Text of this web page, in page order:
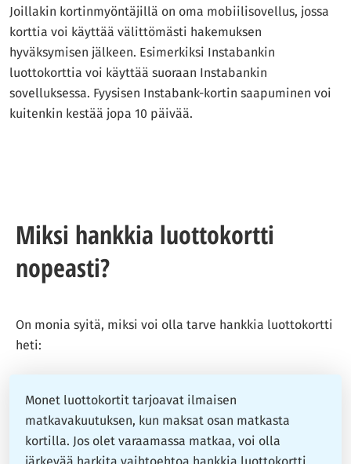
Joillakin kortinmyöntäjillä on oma mobiilisovellus, jossa
korttia voi käyttää välittömästi hakemuksen
hyväksymisen jälkeen. Esimerkiksi Instabankin
luottokorttia voi käyttää suoraan Instabankin
sovelluksessa. Fyysisen Instabank-kortin saapuminen voi
kuitenkin kestää jopa 10 päivää.
Miksi hankkia luottokortti
nopeasti?
On monia syitä, miksi voi olla tarve hankkia luottokortti
heti:
Monet luottokortit tarjoavat ilmaisen
matkavakuutuksen, kun maksat osan matkasta
kortilla. Jos olet varaamassa matkaa, voi olla
järkevää harkita vaihtoehtoa hankkia luottokortti